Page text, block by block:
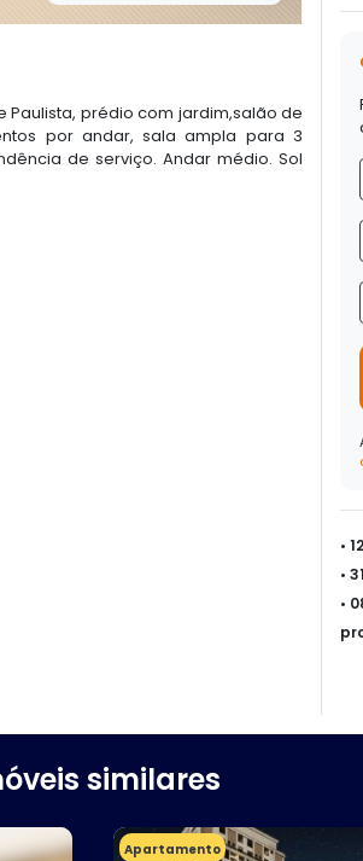
prédio com jardim,salão de
por andar, sala ampla para 3
de serviço. Andar médio. Sol
•
•
•
similares
Apartamento